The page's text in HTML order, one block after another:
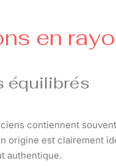
en
équilibrés
contiennent
origine est clairement
authentique.